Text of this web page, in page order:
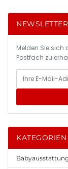
NEWSLETTER
Melden Sie sich
Postfach zu
KATEGORIEN